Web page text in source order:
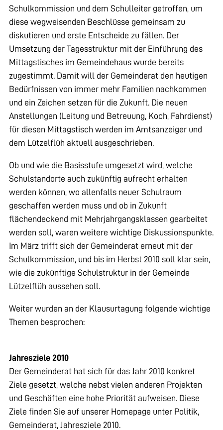
Schulkommission und dem Schulleiter getroffen, um
diese wegweisenden Beschlüsse gemeinsam zu
diskutieren und erste Entscheide zu fällen. Der
Umsetzung der Tagesstruktur mit der Einführung des
Mittagstisches im Gemeindehaus wurde bereits
zugestimmt. Damit will der Gemeinderat den heutigen
Bedürfnissen von immer mehr Familien nachkommen
und ein Zeichen setzen für die Zukunft. Die neuen
Anstellungen (Leitung und Betreuung, Koch, Fahrdienst)
für diesen Mittagstisch werden im Amtsanzeiger und
dem Lützelflüh aktuell ausgeschrieben.
Ob und wie die Basisstufe umgesetzt wird, welche
Schulstandorte auch zukünftig aufrecht erhalten
werden können, wo allenfalls neuer Schulraum
geschaffen werden muss und ob in Zukunft
flächendeckend mit Mehrjahrgangsklassen gearbeitet
werden soll, waren weitere wichtige Diskussionspunkte.
Im März trifft sich der Gemeinderat erneut mit der
Schulkommission, und bis im Herbst 2010 soll klar sein,
wie die zukünftige Schulstruktur in der Gemeinde
Lützelflüh aussehen soll.
Weiter wurden an der Klausurtagung folgende wichtige
Themen besprochen:
Jahresziele 2010
Der Gemeinderat hat sich für das Jahr 2010 konkret
Ziele gesetzt, welche nebst vielen anderen Projekten
und Geschäften eine hohe Priorität aufweisen. Diese
Ziele finden Sie auf unserer Homepage unter Politik,
Gemeinderat, Jahresziele 2010